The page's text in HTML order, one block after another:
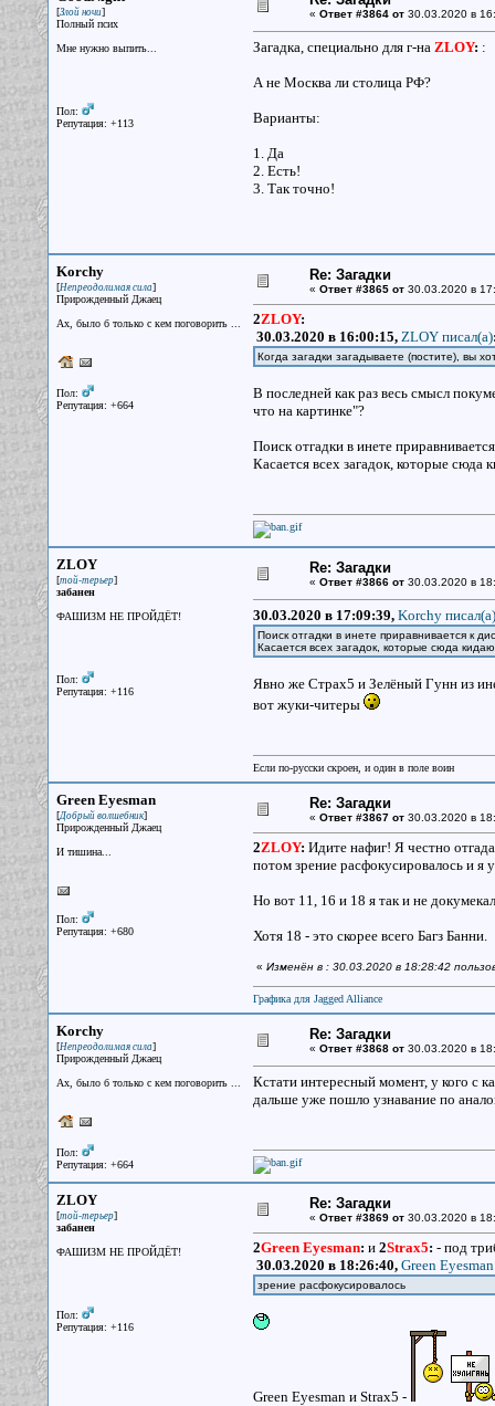
[Злой ночи]
Полный псих
Мне нужно выпить...
Пол:
Репутация: +113
« Ответ #3864 от30.03.2020 в
Загадка, специально для г-на ZLOY: :
А не Москва ли столица РФ?
Варианты:
1. Да
2. Есть!
3. Так точно!
Korchy
[Непреодолимая сила]
Прирожденный Джаец
Ах, было б только с кем поговорить ...
Пол:
Репутация: +664
Re: Загадки
« Ответ #3865 от30.03.2020 в
2ZLOY:
30.03.2020 в 16:00:15, ZLOY писал(a)
Когда загадки загадываете (постите), вы
В последней как раз весь смысл
что на картинке"?
Поиск отгадки в инете
Касается всех загадок, которые сюда
ZLOY
[той-терьер]
забанен
ФАШИЗМ НЕ ПРОЙДЁТ!
Пол:
Репутация: +116
Re: Загадки
« Ответ #3866 от30.03.2020 в
30.03.2020 в 17:09:39, Korchy писал(a)
Поиск отгадки в инете приравнивается к
Касается всех загадок, которые сюда
Явно же Страх5 и Зелёный Гунн из
вот жуки-читеры
Если по-русски скроен, и один в поле воин
Green Eyesman
[Добрый волшебник]
Прирожденный Джаец
И тишина...
Пол:
Репутация: +680
Re: Загадки
« Ответ #3867 от30.03.2020 в
2ZLOY: Идите нафиг! Я честно
потом зрение расфокусировалось и я
Но вот 11, 16 и 18 я так и не
Хотя 18 - это скорее всего Багз Банни.
« Изменён в : 30.03.2020 в 18:28:42
Графика для Jagged Alliance
Korchy
[Непреодолимая сила]
Прирожденный Джаец
Ах, было б только с кем поговорить ...
Пол:
Репутация: +664
Re: Загадки
« Ответ #3868 от30.03.2020 в
Кстати интересный момент, у кого с
дальше уже пошло узнавание по
ZLOY
[той-терьер]
забанен
ФАШИЗМ НЕ ПРОЙДЁТ!
Пол:
Репутация: +116
Re: Загадки
« Ответ #3869 от30.03.2020 в
2Green Eyesman: и 2Strax5: - под
30.03.2020 в 18:26:40, Green
зрение расфокусировалось
Green Eyesman и Strax5 -